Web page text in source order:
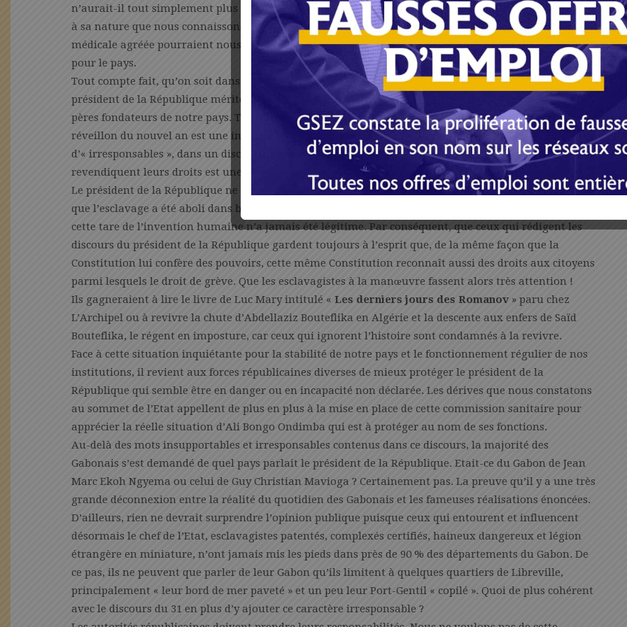
n’aurait-il tout simplement plus toute sa tête au point de lire des mots qui sont totalement étrangers
à sa nature que nous connaissons ? Rien n’est moins sûr. Seules les conclusions d’une commission
médicale agréée pourraient nous situer avec précision sur cette situation inquiétante et dangereuse
pour le pays.
Tout compte fait, qu’on soit dans la première hypothèse ou dans la deuxième, la situation du
président de la République mérite d’être appréciée dans le souci de protéger le Gabon d’abord des
pères fondateurs de notre pays. Traiter des pères et des mères de famille d’« irresponsables » en plein
réveillon du nouvel an est une injure inacceptable et indigne d’un président de la République. Traiter
d’« irresponsables », dans un discours de fin d’année, des enseignants et des fonctionnaires divers qui
revendiquent leurs droits est une injure regrettable.
Le président de la République ne gère ni des sujets et encore moins des animaux. Il y a belle lurette
que l’esclavage a été aboli dans bien des espaces du monde. Au Gabon, jusqu’à preuve du contraire,
cette tare de l’invention humaine n’a jamais été légitime. Par conséquent, que ceux qui rédigent les
discours du président de la République gardent toujours à l’esprit que, de la même façon que la
Constitution lui confère des pouvoirs, cette même Constitution reconnaît aussi des droits aux citoyens
parmi lesquels le droit de grève. Que les esclavagistes à la manœuvre fassent alors très attention !
Ils gagneraient à lire le livre de Luc Mary intitulé « Les derniers jours des Romanov » paru chez
L’Archipel ou à revivre la chute d’Abdellaziz Bouteflika en Algérie et la descente aux enfers de Saïd
Bouteflika, le régent en imposture, car ceux qui ignorent l’histoire sont condamnés à la revivre.
Face à cette situation inquiétante pour la stabilité de notre pays et le fonctionnement régulier de nos
institutions, il revient aux forces républicaines diverses de mieux protéger le président de la
République qui semble être en danger ou en incapacité non déclarée. Les dérives que nous constatons
au sommet de l’Etat appellent de plus en plus à la mise en place de cette commission sanitaire pour
apprécier la réelle situation d’Ali Bongo Ondimba qui est à protéger au nom de ses fonctions.
Au-delà des mots insupportables et irresponsables contenus dans ce discours, la majorité des
Gabonais s’est demandé de quel pays parlait le président de la République. Etait-ce du Gabon de Jean
Marc Ekoh Ngyema ou celui de Guy Christian Mavioga ? Certainement pas. La preuve qu’il y a une très
grande déconnexion entre la réalité du quotidien des Gabonais et les fameuses réalisations énoncées.
D’ailleurs, rien ne devrait surprendre l’opinion publique puisque ceux qui entourent et influencent
désormais le chef de l’Etat, esclavagistes patentés, complexés certifiés, haineux dangereux et légion
étrangère en miniature, n’ont jamais mis les pieds dans près de 90 % des départements du Gabon. De
ce pas, ils ne peuvent que parler de leur Gabon qu’ils limitent à quelques quartiers de Libreville,
principalement « leur bord de mer paveté » et un peu leur Port-Gentil « copilé ». Quoi de plus cohérent
avec le discours du 31 en plus d’y ajouter ce caractère irresponsable ?